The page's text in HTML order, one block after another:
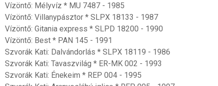
Vízöntő: Mélyvíz * MU 7487 - 1985
Vízöntő: Villanypásztor * SLPX 18133 - 1987
Vízöntő: Gitania express * SLPD 18200 - 1990
Vízöntő: Best * PAN 145 - 1991
Szvorák Kati: Dalvándorlás * SLPX 18119 - 1986
Szvorák Kati: Tavaszvilág * ER-MK 002 - 1993
Szvorák Kati: Énekeim * REP 004 - 1995